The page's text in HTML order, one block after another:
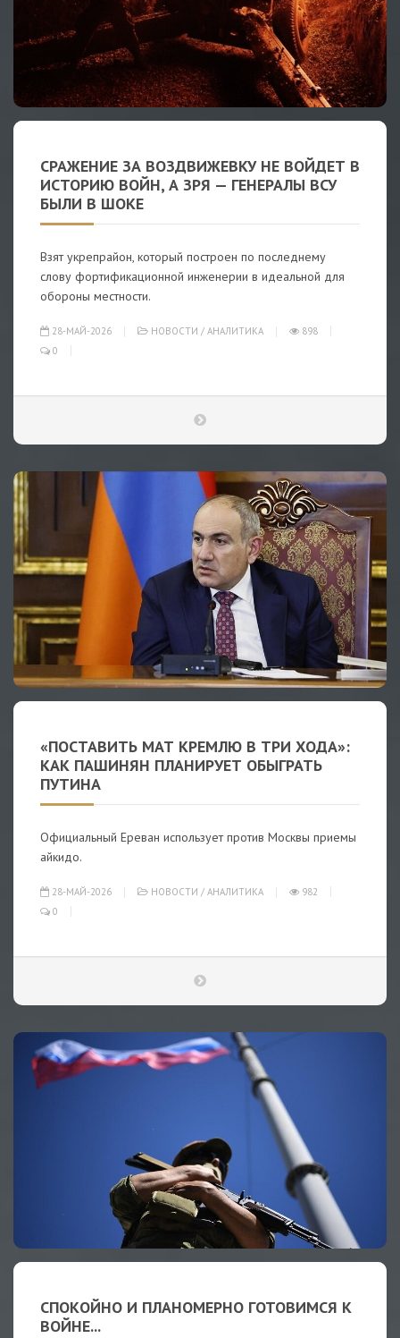
СРАЖЕНИЕ ЗА ВОЗДВИЖЕВКУ НЕ ВОЙДЕТ В
ИСТОРИЮ ВОЙН, А ЗРЯ — ГЕНЕРАЛЫ ВСУ
БЫЛИ В ШОКЕ
Взят укрепрайон, который построен по последнему
слову фортификационной инженерии в идеальной для
обороны местности.
28-МАЙ-2026 НОВОСТИ / АНАЛИТИКА
898
0
«ПОСТАВИТЬ МАТ КРЕМЛЮ В ТРИ ХОДА»:
КАК ПАШИНЯН ПЛАНИРУЕТ ОБЫГРАТЬ
ПУТИНА
Официальный Ереван использует против Москвы приемы
айкидо.
28-МАЙ-2026 НОВОСТИ / АНАЛИТИКА
982
0
СПОКОЙНО И ПЛАНОМЕРНО ГОТОВИМСЯ К
ВОЙНЕ...